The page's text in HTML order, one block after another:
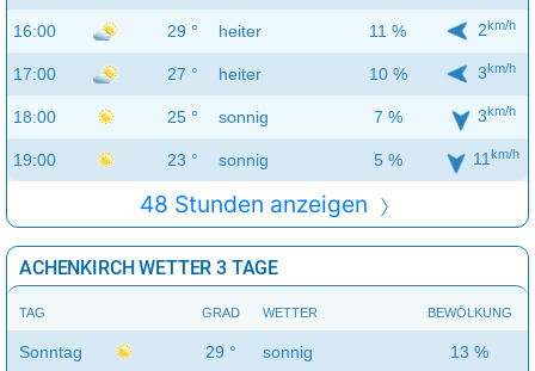
16:00 29 ° heiter 11 % 2km/h
17:00 27 ° heiter 10 % 3km/h
18:00 25 ° sonnig 7 % 3km/h
19:00 23 ° sonnig 5 % 11 km/h
48 Stunden anzeigen
ACHENKIRCH WETTER 3 TAGE
TAG GRAD WETTER BEWÖLKUNG
Sonntag 29 ° sonnig 13 %